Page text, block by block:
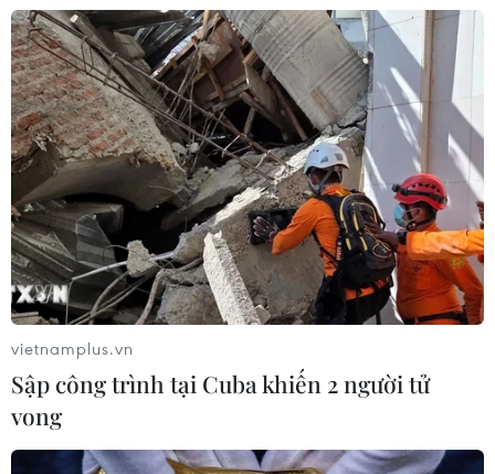
vietnamplus.vn
Sập công trình tại Cuba khiến 2 người tử
vong